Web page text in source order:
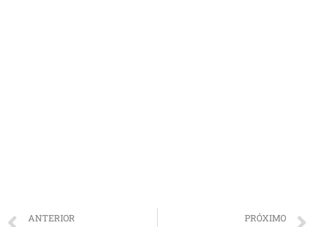
ANTERIOR PRÓXIMO